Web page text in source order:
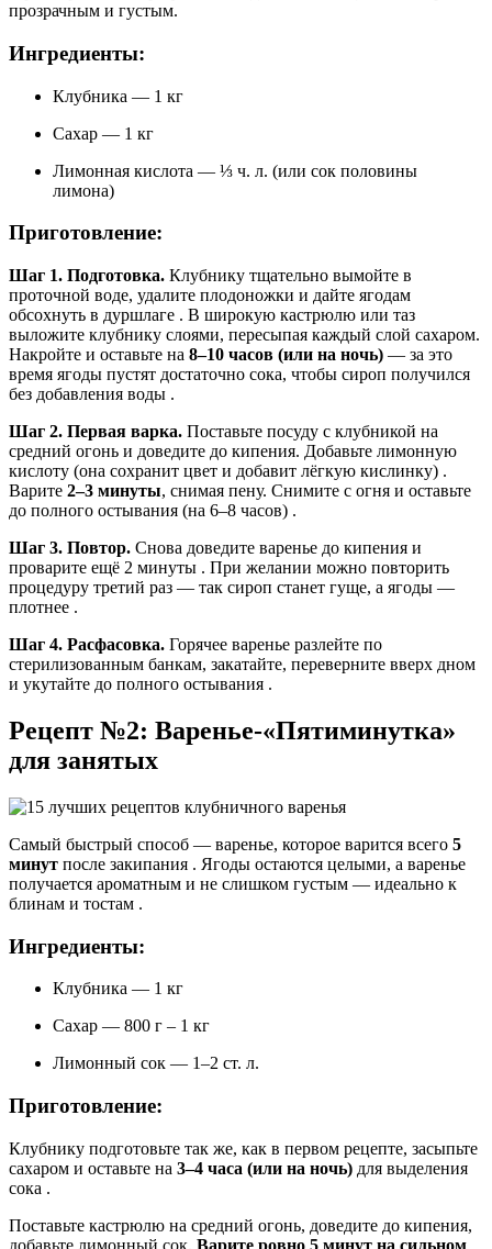
прозрачным и густым.
Ингредиенты:
Клубника — 1 кг
Сахар — 1 кг
Лимонная кислота — ⅓ ч. л. (или сок половины
лимона)
Приготовление:
Шаг 1. Подготовка. Клубнику тщательно вымойте в
проточной воде, удалите плодоножки и дайте ягодам
обсохнуть в дуршлаге . В широкую кастрюлю или таз
выложите клубнику слоями, пересыпая каждый слой сахаром.
Накройте и оставьте на 8–10 часов (или на ночь) — за это
время ягоды пустят достаточно сока, чтобы сироп получился
без добавления воды .
Шаг 2. Первая варка. Поставьте посуду с клубникой на
средний огонь и доведите до кипения. Добавьте лимонную
кислоту (она сохранит цвет и добавит лёгкую кислинку) .
Варите 2–3 минуты, снимая пену. Снимите с огня и оставьте
до полного остывания (на 6–8 часов) .
Шаг 3. Повтор. Снова доведите варенье до кипения и
проварите ещё 2 минуты . При желании можно повторить
процедуру третий раз — так сироп станет гуще, а ягоды —
плотнее .
Шаг 4. Расфасовка. Горячее варенье разлейте по
стерилизованным банкам, закатайте, переверните вверх дном
и укутайте до полного остывания .
Рецепт №2: Варенье-«Пятиминутка»
для занятых
Самый быстрый способ — варенье, которое варится всего 5
минут после закипания . Ягоды остаются целыми, а варенье
получается ароматным и не слишком густым — идеально к
блинам и тостам .
Ингредиенты:
Клубника — 1 кг
Сахар — 800 г – 1 кг
Лимонный сок — 1–2 ст. л.
Приготовление:
Клубнику подготовьте так же, как в первом рецепте, засыпьте
сахаром и оставьте на 3–4 часа (или на ночь) для выделения
сока .
Поставьте кастрюлю на средний огонь, доведите до кипения,
добавьте лимонный сок. Варите ровно 5 минут на сильном